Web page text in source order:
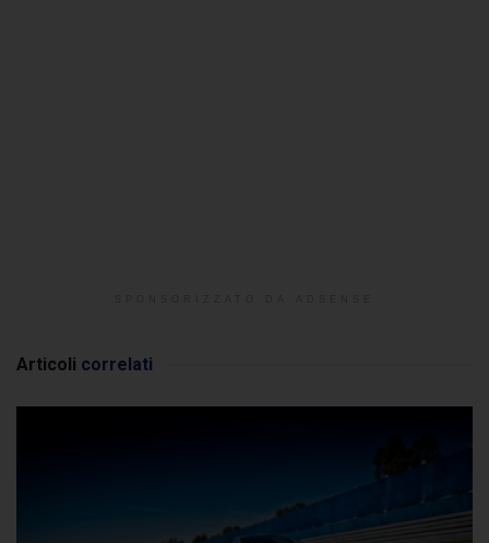
Articoli correlati